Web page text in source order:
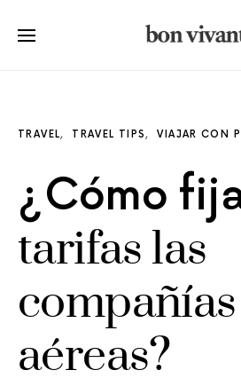
TRAVEL TRAVEL TIPS VIAJAR CON
¿Cómo
tarifas las
compañías
aéreas?